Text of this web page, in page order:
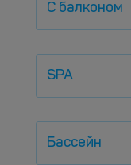
С балконом
SPA
Бассейн